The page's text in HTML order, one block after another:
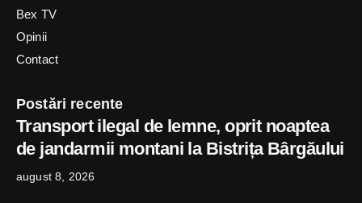
Bex TV
Opinii
Contact
Postări recente
Transport ilegal de lemne, oprit noaptea
de jandarmii montani la Bistrița Bârgăului
august 8, 2026